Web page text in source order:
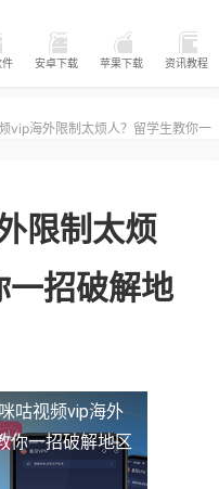
件 安卓下载 苹果下载 资讯教程
vip海外限制太烦人？留学生教你一
限制太烦
一招破解地
咪咕视频vip海外
你一招破解地区